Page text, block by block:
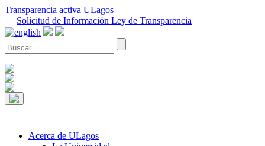
Transparencia activa ULagos
Solicitud de Información Ley de Transparencia
Acerca de ULagos